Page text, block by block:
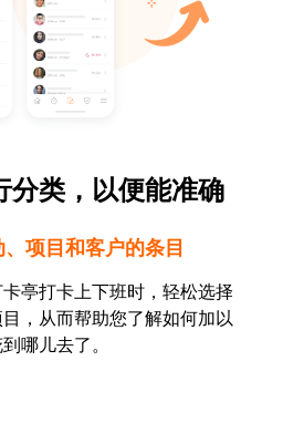
分类，以便能准确
项目和客户的条目
亭打卡上下班时，轻松选择
，从而帮助您了解如何加以
哪儿去了。